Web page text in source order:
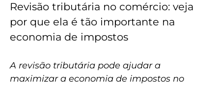
Revisão tributária no comércio: veja
por que ela é tão importante na
economia de impostos
A revisão tributária pode ajudar a
maximizar a economia de impostos no